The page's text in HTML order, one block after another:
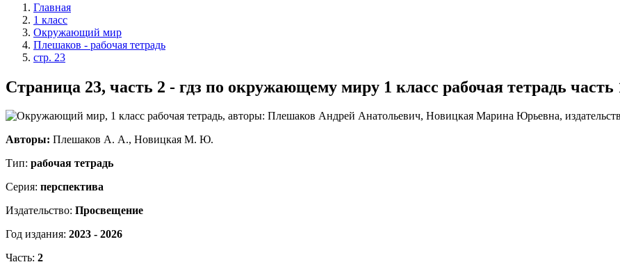
Главная
1 класс
Окружающий мир
Плешаков - рабочая тетрадь
стр. 23
Страница 23, часть 2 - гдз по окружающему миру 1 класс рабочая тетрадь
Авторы: Плешаков А. А., Новицкая М. Ю.
Тип: рабочая тетрадь
Серия: перспектива
Издательство: Просвещение
Год издания: 2023 - 2026
Часть: 2